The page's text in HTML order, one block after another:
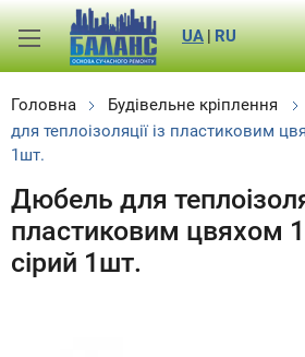
RU
|
UA
Головна Будівельне кріплення
для теплоізоляції із пластиковим
1шт.
Дюбель для
пластиковим цвяхом
сірий 1шт.